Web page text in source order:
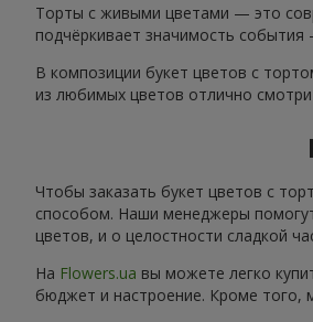
Торты с живыми цветами — это
подчёркивает значимость
В композиции букет цветов с
из любимых цветов отлично
Чтобы заказать букет цветов с
способом. Наши менеджеры
цветов, и о целостности сладкой
На Flowers.ua вы можете легко
бюджет и настроение. Кроме того,